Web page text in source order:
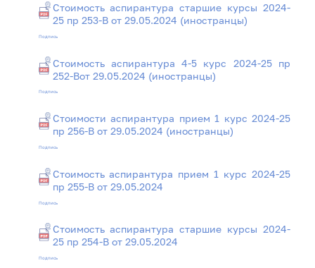
Стоимость аспирантура старшие курсы 2024-
25 пр 253-В от 29.05.2024 (иностранцы)
Подпись
Стоимость аспирантура 4-5 курс 2024-25 пр
252-Вот 29.05.2024 (иностранцы)
Подпись
Стоимости аспирантура прием 1 курс 2024-25
пр 256-В от 29.05.2024 (иностранцы)
Подпись
Стоимость аспирантура прием 1 курс 2024-25
пр 255-В от 29.05.2024
Подпись
Стоимость аспирантура старшие курсы 2024-
25 пр 254-В от 29.05.2024
Подпись